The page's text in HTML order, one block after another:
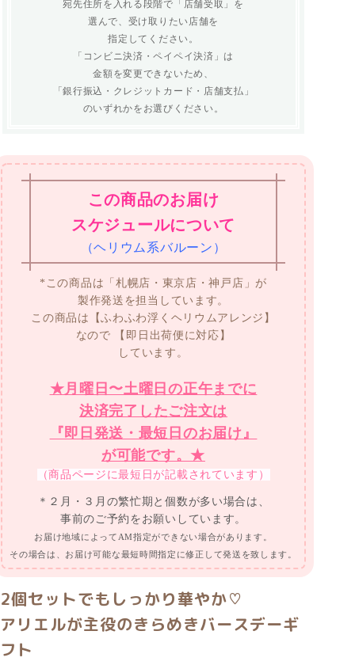
宛先住所を入れる段階で「店舗受取」を
選んで、受け取りたい店舗を
指定してください。
「コンビニ決済・ペイペイ決済」は
金額を変更できないため、
「銀行振込・クレジットカード・店舗支払」
のいずれかをお選びください。
この商品のお届け
スケジュールについて
（ヘリウム系バルーン）
*この商品は「札幌店・東京店・神戸店」が
製作発送を担当しています。
この商品は【ふわふわ浮くヘリウムアレンジ】
なので 【即日出荷便に対応】
しています。
★月曜日〜土曜日の正午までに
決済完了したご注文は
『即日発送・最短日のお届け』
が可能です。★
（商品ページに最短日が記載されています）
＊２月・３月の繁忙期と個数が多い場合は、
事前のご予約をお願いしています。
お届け地域によってAM指定ができない場合があります。
その場合は、お届け可能な最短時間指定に修正して発送を致します。
2個セットでもしっかり華やか♡
アリエルが主役のきらめきバースデーギ
フト